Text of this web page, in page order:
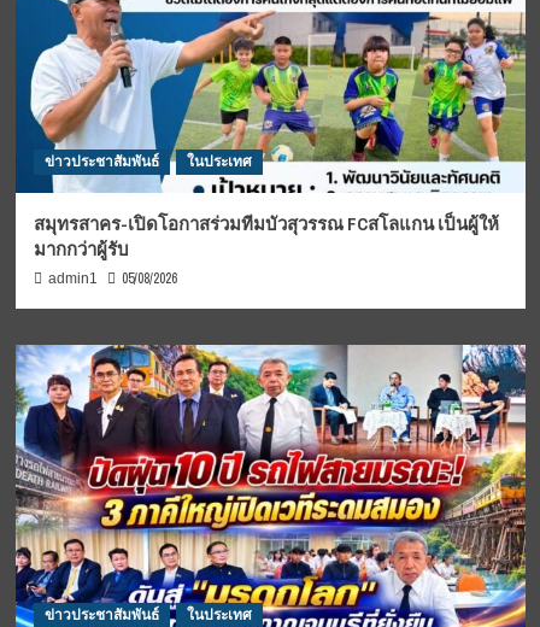
ข่าวประชาสัมพันธ์ ในประเทศ
สมุทรสาคร-เปิดโอกาสร่วมทีมบัวสุวรรณ FCสโลแกน เป็นผู้ให้
มากกว่าผู้รับ
admin1 05/08/2026
ข่าวประชาสัมพันธ์ ในประเทศ